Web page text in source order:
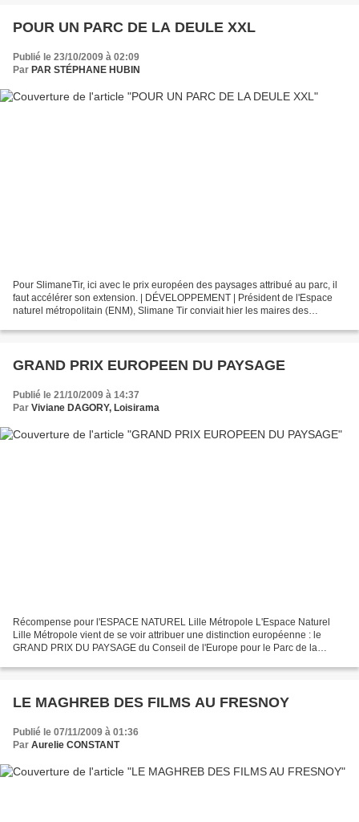
POUR UN PARC DE LA DEULE XXL
Publié le 23/10/2009 à 02:09
Par PAR STÉPHANE HUBIN
Pour SlimaneTir, ici avec le prix européen des paysages attribué au parc, il
faut accélérer son extension. | DÉVELOPPEMENT | Président de l'Espace
naturel métropolitain (ENM), Slimane Tir conviait hier les maires des
GRAND PRIX EUROPEEN DU PAYSAGE
Publié le 21/10/2009 à 14:37
Par Viviane DAGORY, Loisirama
Récompense pour l'ESPACE NATUREL Lille Métropole L'Espace Naturel
Lille Métropole vient de se voir attribuer une distinction européenne : le
GRAND PRIX DU PAYSAGE du Conseil de l'Europe pour le Parc de la
LE MAGHREB DES FILMS AU FRESNOY
Publié le 07/11/2009 à 01:36
Par Aurelie CONSTANT